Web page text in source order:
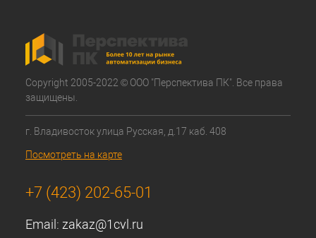
Copyright 2005-2022 © ООО "Перспектива ПК". Все права
защищены.
г. Владивосток улица Русская, д.17 каб. 408
Посмотреть на карте
+7 (423) 202-65-01
Email: zakaz@1cvl.ru